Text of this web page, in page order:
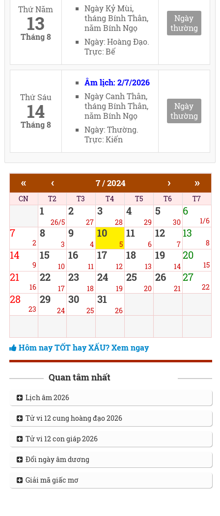
Thứ Năm
13
Tháng 8
Ngày Kỷ Mùi,
tháng Bính Thân,
năm Bính Ngọ
Ngày: Hoàng Đạo.
Trực: Bế
Ngày
thường
Thứ Sáu
14
Tháng 8
Âm lịch: 2/7/2026
Ngày Canh Thân,
tháng Bính Thân,
năm Bính Ngọ
Ngày: Thường.
Trực: Kiến
Ngày
thường
« ‹ 7 / 2024 › »
CN T2 T3 T4 T5 T6 T7
1
26/5
2
27
3
28
4
29
5
30
6
1/6
7
2
8
3
9
4
10
5
11
6
12
7
13
8
14
9
15
10
16
11
17
12
18
13
19
14
20
15
21
16
22
17
23
18
24
19
25
20
26
21
27
22
28
23
29
24
30
25
31
26
Hôm nay TỐT hay XẤU? Xem ngay
Quan tâm nhất
Lịch âm 2026
Tử vi 12 cung hoàng đạo 2026
Tử vi 12 con giáp 2026
Đổi ngày âm dương
Giải mã giấc mơ